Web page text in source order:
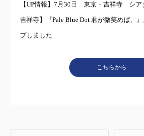
【UP情報】7月30日 東京・吉祥寺 シア
吉祥寺】『Pale Blue Dot 君が微笑めば、
プしました
こちらから